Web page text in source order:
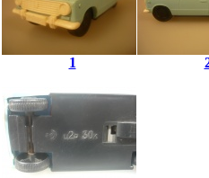
1